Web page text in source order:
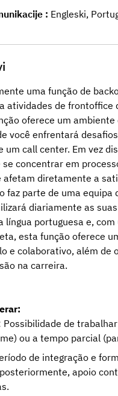
Engleski,
uma função de
atividades de frontoffice
oferece um
você enfrentará
um call center. Em vez
concentrar em
afetam diretamente a
faz parte de uma equipa
diariamente as suas
língua portuguesa e, com
esta função oferece
e colaborativo, além de
na carreira.
Possibilidade de
ou a tempo parcial
de integração e
apoio